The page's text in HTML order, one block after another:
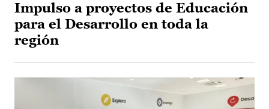
Impulso a proyectos de Educación
para el Desarrollo en toda la
región